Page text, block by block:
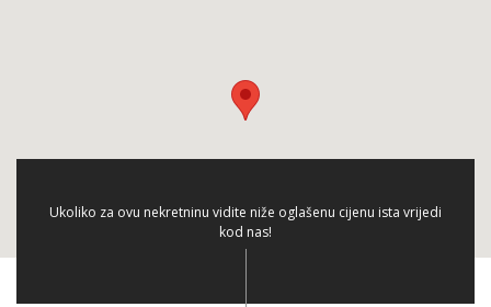
Ukoliko za ovu nekretninu vidite niže oglašenu cijenu ista vrijedi
kod nas!